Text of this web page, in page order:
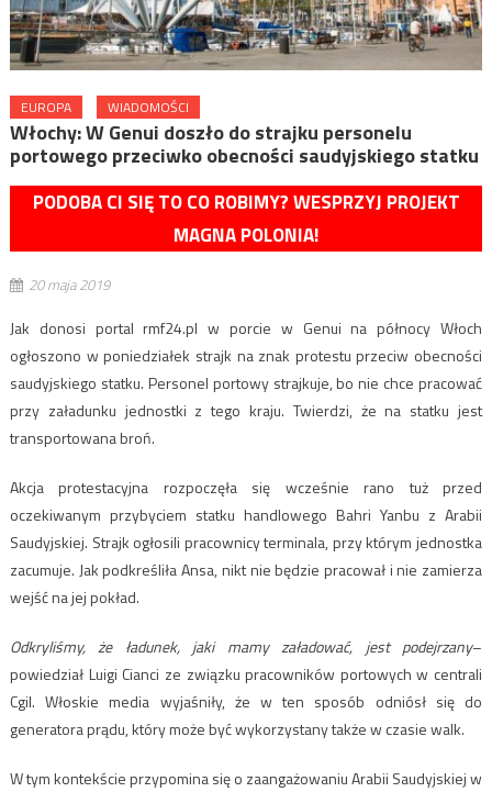
EUROPA WIADOMOŚCI
Włochy: W Genui doszło do strajku personelu
portowego przeciwko obecności saudyjskiego statku
PODOBA CI SIĘ TO CO ROBIMY? WESPRZYJ PROJEKT
MAGNA POLONIA!
20 maja 2019
Jak donosi portal rmf24.pl w porcie w Genui na północy Włoch
ogłoszono w poniedziałek strajk na znak protestu przeciw obecności
saudyjskiego statku. Personel portowy strajkuje, bo nie chce pracować
przy załadunku jednostki z tego kraju. Twierdzi, że na statku jest
transportowana broń.
Akcja protestacyjna rozpoczęła się wcześnie rano tuż przed
oczekiwanym przybyciem statku handlowego Bahri Yanbu z Arabii
Saudyjskiej. Strajk ogłosili pracownicy terminala, przy którym jednostka
zacumuje. Jak podkreśliła Ansa, nikt nie będzie pracował i nie zamierza
wejść na jej pokład.
Odkryliśmy, że ładunek, jaki mamy załadować, jest podejrzany–
powiedział Luigi Cianci ze związku pracowników portowych w centrali
Cgil. Włoskie media wyjaśniły, że w ten sposób odniósł się do
generatora prądu, który może być wykorzystany także w czasie walk.
W tym kontekście przypomina się o zaangażowaniu Arabii Saudyjskiej w